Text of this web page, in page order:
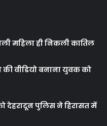
महिला ही निकली कातिल
वीडियो बनाना युवक को
देहरादून पुलिस ने हिरासत में